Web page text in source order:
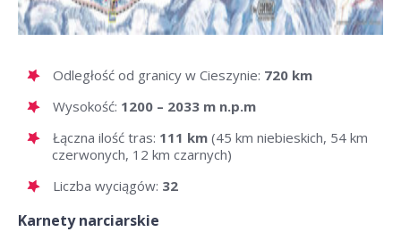
Odległość od granicy w Cieszynie: 720 km
Wysokość: 1200 – 2033 m n.p.m
Łączna ilość tras: 111 km (45 km niebieskich, 54 km
czerwonych, 12 km czarnych)
Liczba wyciągów: 32
Karnety narciarskie